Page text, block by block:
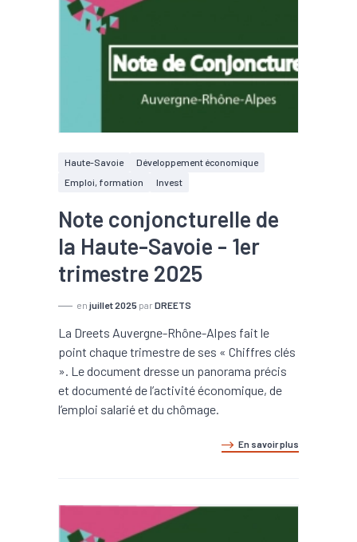
Haute-Savoie
Développement économique
Emploi, formation
Invest
Note conjoncturelle de
la Haute-Savoie - 1er
trimestre 2025
en juillet 2025 par DREETS
La Dreets Auvergne-Rhône-Alpes fait le
point chaque trimestre de ses « Chiffres clés
». Le document dresse un panorama précis
et documenté de l’activité économique, de
l’emploi salarié et du chômage.
En savoir plus